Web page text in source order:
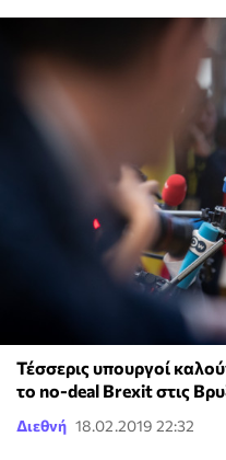
Τέσσερις υπουργοί
το no-deal Brexit στις
Διεθνή 18.02.2019 22:32